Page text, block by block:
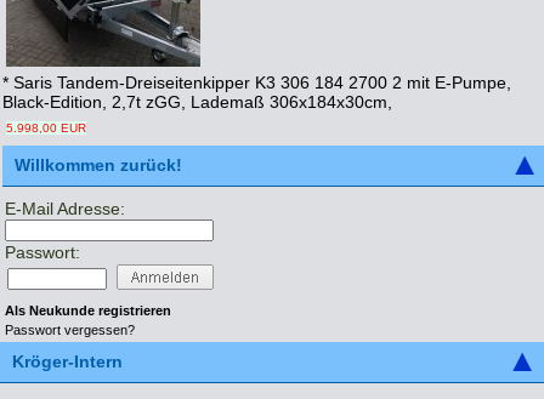
* Saris Tandem-Dreiseitenkipper K3 306 184 2700 2 mit E-Pumpe,
Black-Edition, 2,7t zGG, Lademaß 306x184x30cm,
5.998,00 EUR
Willkommen zurück!
E-Mail Adresse:
Passwort:
Als Neukunde registrieren
Passwort vergessen?
Kröger-Intern